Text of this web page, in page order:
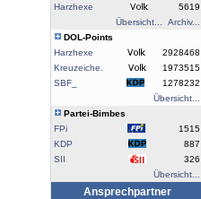
Harzhexe
5619
Übersicht...
Archiv...
DOL-Points
Harzhexe
2928468
Kreuzeiche.
1973515
SBF_
1278232
Übersicht...
Partei-Bimbes
FPi
1515
KDP
887
SII
326
Übersicht...
Ansprechpartner